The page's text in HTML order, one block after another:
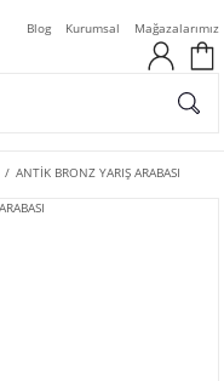
Blog Kurumsal Mağazalarımız
ANTİK BRONZ YARIŞ ARABASI